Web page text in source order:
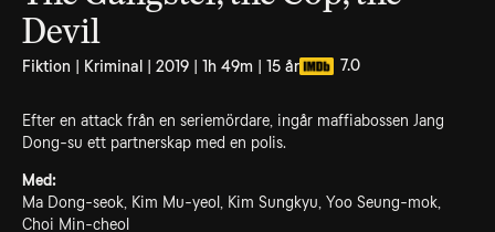
Devil
Fiktion | Kriminal | 2019 | 1h 49m | 15 år 7.0
Efter en attack från en seriemördare, ingår maffiabossen Jang
Dong-su ett partnerskap med en polis.
Med:
Ma Dong-seok, Kim Mu-yeol, Kim Sungkyu, Yoo Seung-mok,
Choi Min-cheol